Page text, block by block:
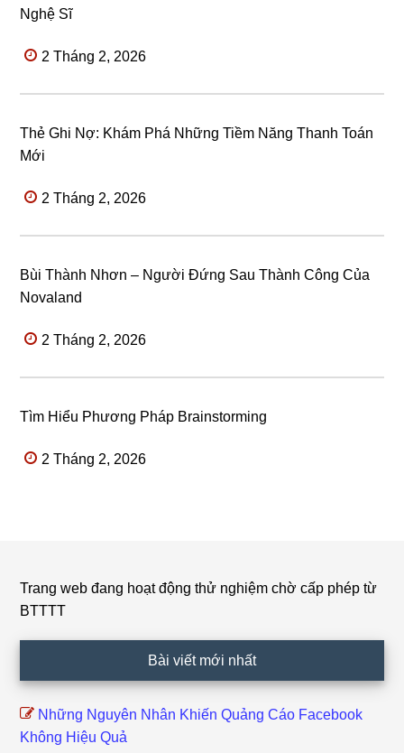
Nghệ Sĩ
2 Tháng 2, 2026
Thẻ Ghi Nợ: Khám Phá Những Tiềm Năng Thanh Toán
Mới
2 Tháng 2, 2026
Bùi Thành Nhơn – Người Đứng Sau Thành Công Của
Novaland
2 Tháng 2, 2026
Tìm Hiểu Phương Pháp Brainstorming
2 Tháng 2, 2026
Footer
Trang web đang hoạt động thử nghiệm chờ cấp phép từ
BTTTT
Bài viết mới nhất
Những Nguyên Nhân Khiến Quảng Cáo Facebook
Không Hiệu Quả